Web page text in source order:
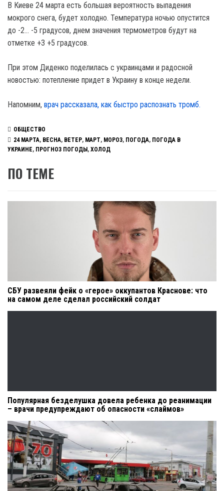
В Киеве 24 марта есть большая вероятность выпадения
мокрого снега, будет холодно. Температура ночью опустится
до -2… -5 градусов, днем значения термометров будут на
отметке +3 +5 градусов.
При этом Диденко поделилась с украинцами и радосной
новостью: потепление придет в Украину в конце недели.
Напомним, врач рассказала, как быстро распознать тромб.
ОБЩЕСТВО
24 МАРТА, ВЕСНА, ВЕТЕР, МАРТ, МОРОЗ, ПОГОДА, ПОГОДА В
УКРАИНЕ, ПРОГНОЗ ПОГОДЫ , ХОЛОД
ПО ТЕМЕ
СБУ развеяли фейк о «герое» оккупантов Краснове: что
на самом деле сделал российский солдат
Популярная безделушка довела ребенка до реанимации
– врачи предупреждают об опасности «слаймов»